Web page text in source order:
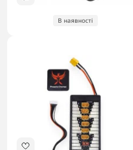
В наявності